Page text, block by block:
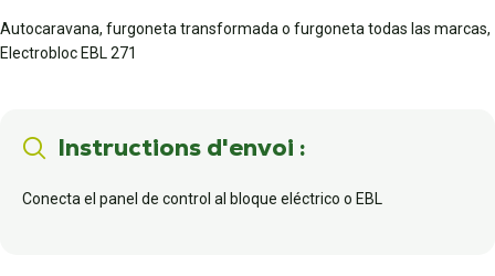
Autocaravana, furgoneta transformada o furgoneta todas las marcas,
Electrobloc EBL 271
Instructions d'envoi :
Conecta el panel de control al bloque eléctrico o EBL